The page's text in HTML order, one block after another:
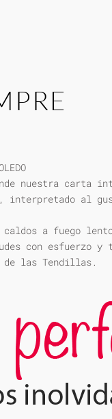
nuestra carta
interpretado al
caldos a fuego
con esfuerzo y
de las Tendillas.